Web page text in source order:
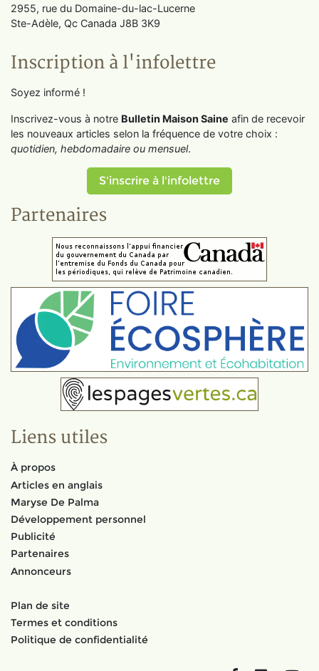
2955, rue du Domaine-du-lac-Lucerne
Ste-Adèle, Qc Canada J8B 3K9
Inscription à l'infolettre
Soyez informé !
Inscrivez-vous à notre Bulletin Maison Saine afin de recevoir
les nouveaux articles selon la fréquence de votre choix :
quotidien, hebdomadaire ou mensuel.
S'inscrire à l'infolettre
Partenaires
Liens utiles
À propos
Articles en anglais
Maryse De Palma
Développement personnel
Publicité
Partenaires
Annonceurs
Plan de site
Termes et conditions
Politique de confidentialité